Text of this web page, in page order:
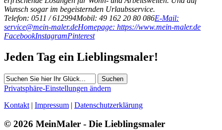
Wunsch sogar im begeisternden Urlaubsservice.
Telefon: 0511 / 612994Mobil: 49 162 20 80 086E-Mail:
service@mein-maler.deHomepage: https://www.mein-maler.de
FacebookInstagramPinterest
Jeden Tag ein Lieblingsmaler!
Suchen
Privatsphäre-Einstellungen ändern
Kontakt | Impressum | Datenschutzerklärung
© 2026 MeinMaler - Die Lieblingsmaler